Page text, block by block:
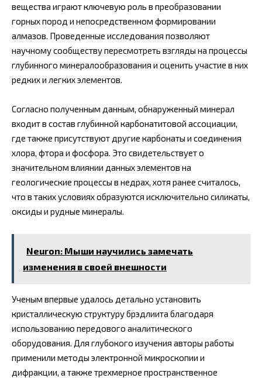
вещества играют ключевую роль в преобразовании
горных пород и непосредственном формировании
алмазов. Проведенные исследования позволяют
научному сообществу пересмотреть взгляды на процессы
глубинного минералообразования и оценить участие в них
редких и легких элементов.
Согласно полученным данным, обнаруженный минерал
входит в состав глубинной карбонатитовой ассоциации,
где также присутствуют другие карбонаты и соединения
хлора, фтора и фосфора. Это свидетельствует о
значительном влиянии данных элементов на
геологические процессы в недрах, хотя ранее считалось,
что в таких условиях образуются исключительно силикаты,
оксиды и рудные минералы.
Neuron: Мыши научились замечать
изменения в своей внешности
Ученым впервые удалось детально установить
кристаллическую структуру брэдлиита благодаря
использованию передового аналитического
оборудования. Для глубокого изучения авторы работы
применили методы электронной микроскопии и
дифракции, а также трехмерное пространственное